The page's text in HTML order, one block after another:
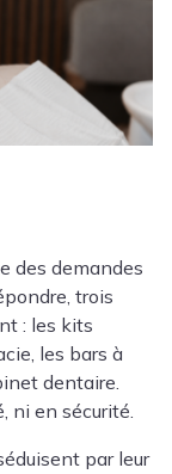
des demandes
trois
: les kits
les bars à
dentaire.
ni en sécurité.
par leur